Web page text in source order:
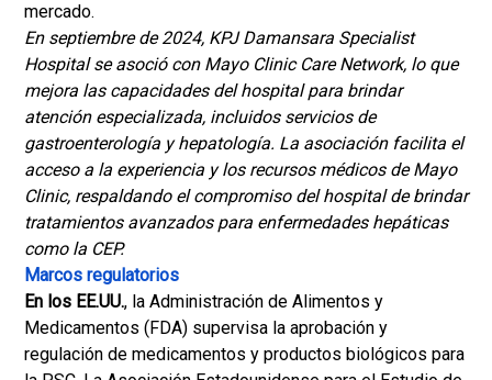
mercado.
En septiembre de 2024, KPJ Damansara Specialist
Hospital se asoció con Mayo Clinic Care Network, lo que
mejora las capacidades del hospital para brindar
atención especializada, incluidos servicios de
gastroenterología y hepatología. La asociación facilita el
acceso a la experiencia y los recursos médicos de Mayo
Clinic, respaldando el compromiso del hospital de brindar
tratamientos avanzados para enfermedades hepáticas
como la CEP.
Marcos regulatorios
En los EE.UU., la Administración de Alimentos y
Medicamentos (FDA) supervisa la aprobación y
regulación de medicamentos y productos biológicos para